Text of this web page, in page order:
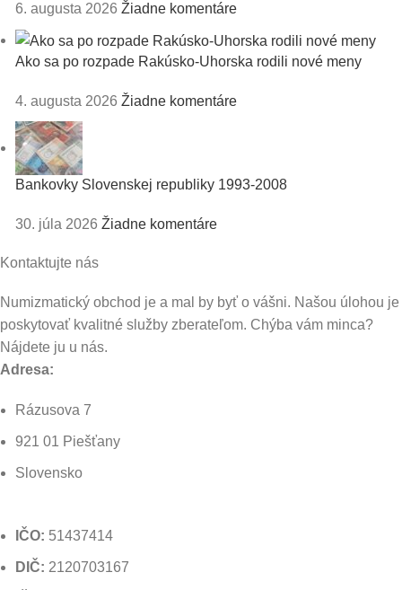
6. augusta 2026 Žiadne komentáre
Ako sa po rozpade Rakúsko-Uhorska rodili nové meny
4. augusta 2026 Žiadne komentáre
Bankovky Slovenskej republiky 1993-2008
30. júla 2026 Žiadne komentáre
Kontaktujte nás
Numizmatický obchod je a mal by byť o vášni. Našou úlohou je
poskytovať kvalitné služby zberateľom. Chýba vám minca?
Nájdete ju u nás.
Adresa:
Rázusova 7
921 01 Piešťany
Slovensko
IČO: 51437414
DIČ: 2120703167